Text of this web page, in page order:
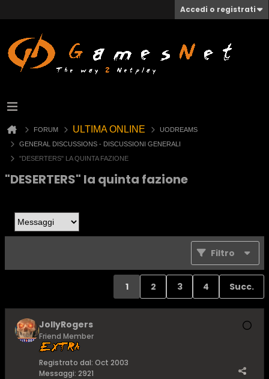
Accedi o registrati
FORUM ULTIMA ONLINE
UODREAMS
GENERAL DISCUSSIONS - DISCUSSIONI GENERALI
"DESERTERS" LA QUINTA FAZIONE
"DESERTERS" la quinta fazione
Filtro
1 2 3 4 Succ.
JollyRogers
Friend Member
Registrato dal: Oct 2003
Messaggi: 2921